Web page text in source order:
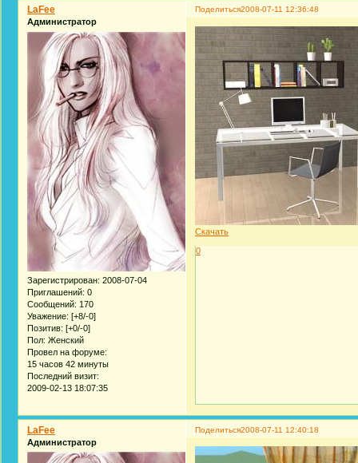
Поделиться2008-07-11 12:36:48
LaFee
Администратор
Зарегистрирован: 2008-07-04
Приглашений: 0
Сообщений: 170
Уважение: [+8/-0]
Позитив: [+0/-0]
Пол: Женский
Провел на форуме:
15 часов 42 минуты
Последний визит:
2009-02-13 18:07:35
Скачать
0
Поделиться2008-07-11 12:40:18
LaFee
Администратор